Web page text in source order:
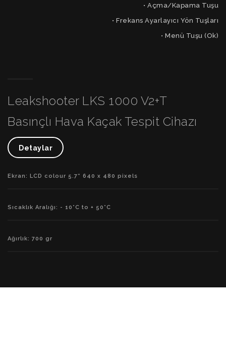
• Açma/Kapama Tuşu
• Frekans Ayarlayıcı Yön Tuşları
• Menü Tuşu (Ok)
Leakshooter LKS 1000 V2+T
Basınçlı Hava Kaçak Tespit Cihazı
Detaylar
Ekran: LCD colour 5.7“ 640 x 480 pixels
Sıcaklık Aralığı: - 10°C to + 50°C
Ağırlık: 700 gr